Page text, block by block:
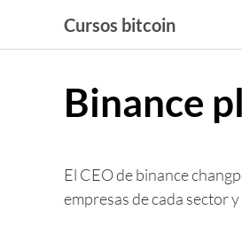
contenido
Cursos bitcoin
Binance
El CEO de binance
empresas de cada sector